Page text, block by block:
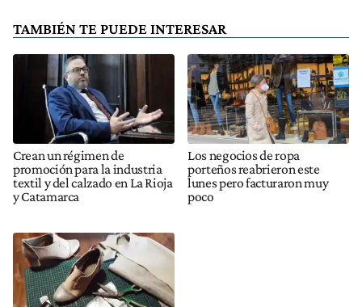
TAMBIÉN TE PUEDE INTERESAR
Crean un régimen de
promoción para la industria
textil y del calzado en La Rioja
y Catamarca
Los negocios de ropa
porteños reabrieron este
lunes pero facturaron muy
poco